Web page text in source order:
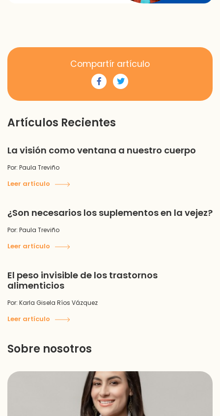
Compartír artículo
Artículos Recientes
La visión como ventana a nuestro cuerpo
Por: Paula Treviño
Leer artículo
¿Son necesarios los suplementos en la vejez?
Por: Paula Treviño
Leer artículo
El peso invisible de los trastornos
alimenticios
Por: Karla Gisela Ríos Vázquez
Leer artículo
Sobre nosotros